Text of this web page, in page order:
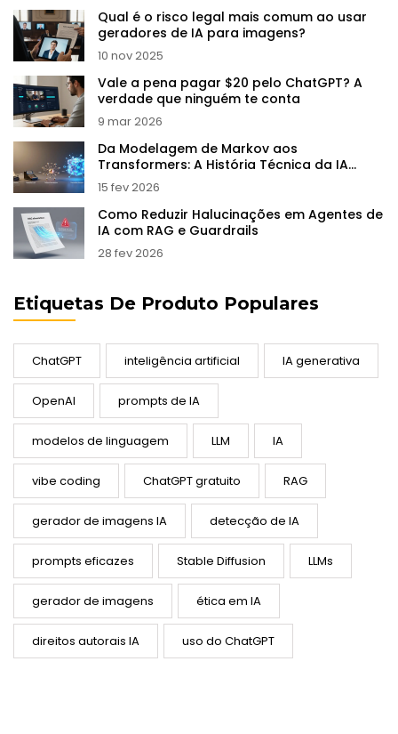
Qual é o risco legal mais comum ao usar
geradores de IA para imagens?
10 nov 2025
Vale a pena pagar $20 pelo ChatGPT? A
verdade que ninguém te conta
9 mar 2026
Da Modelagem de Markov aos
Transformers: A História Técnica da IA
Generativa
15 fev 2026
Como Reduzir Halucinações em Agentes de
IA com RAG e Guardrails
28 fev 2026
Etiquetas De Produto Populares
ChatGPT inteligência artificial IA generativa
OpenAI prompts de IA
modelos de linguagem LLM IA
vibe coding ChatGPT gratuito RAG
gerador de imagens IA detecção de IA
prompts eficazes Stable Diffusion LLMs
gerador de imagens ética em IA
direitos autorais IA uso do ChatGPT